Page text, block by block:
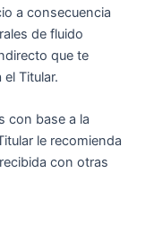
a consecuencia
de fluido
que te
Titular.
con base a la
le recomienda
con otras